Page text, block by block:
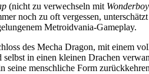
(nicht zu verwechseln mit
noch zu oft vergessen,
Metroidvania-Gameplay.
des Mecha Dragon, mit einem
in einen kleinen Drachen
seine menschliche Form